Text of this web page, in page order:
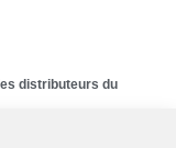
distributeurs du